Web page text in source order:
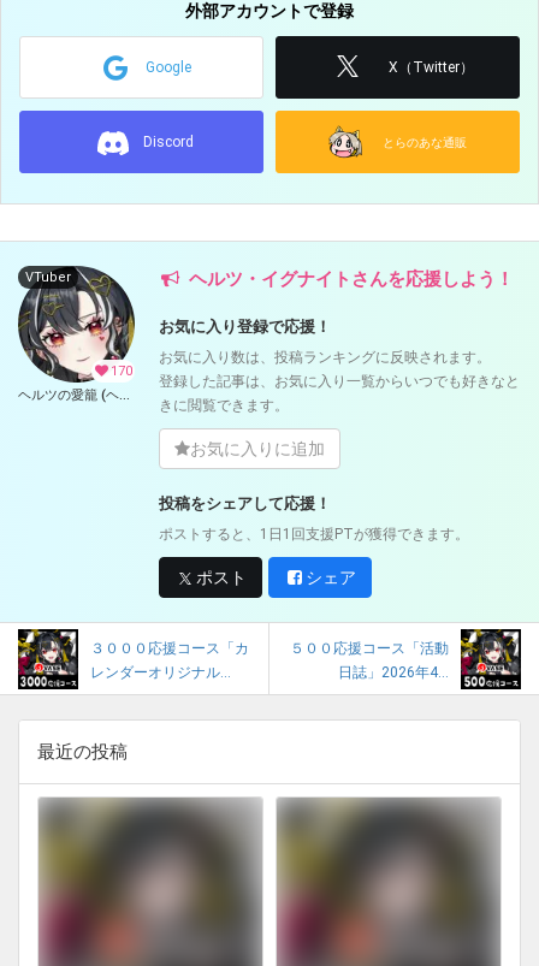
外部アカウントで登録
Google X（Twitter）
Discord とらのあな通販
170
VTuber
ヘルツの愛籠 (ヘルツ・イグナイト)
ヘルツ・イグナイトさんを応援しよう！
お気に入り登録で応援！
お気に入り数は、投稿ランキングに反映されます。
登録した記事は、お気に入り一覧からいつでも好きなと
きに閲覧できます。
お気に入りに追加
投稿をシェアして応援！
ポストすると、1日1回支援PTが獲得できます。
ポスト シェア
３０００応援コース「カ
レンダーオリジナル...
５００応援コース「活動
日誌」2026年4...
最近の投稿